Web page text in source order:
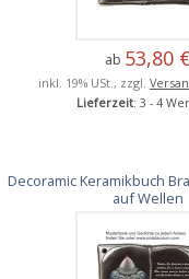
ab 53,80 €
inkl. 19% USt., zzgl.
Lieferzeit: 3 - 4
Decoramic Keramikbuch
auf Wellen